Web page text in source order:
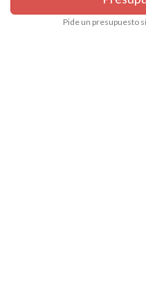
Pide un presupuesto